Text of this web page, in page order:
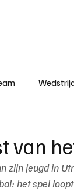
Ster van de week
van
zijn jeugd in
het spel